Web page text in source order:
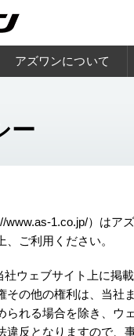
アズワンについて
ー
www.as-1.co.jp/）はア
ご利用ください。
ウェブサイト上に掲
その他の権利は、当社
られる場合を除き、ウ
違反となりますので、